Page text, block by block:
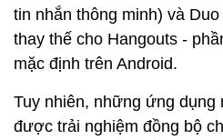
tin nhắn thông minh) và
thay thế cho Hangouts -
mặc định trên Android.
Tuy nhiên, những ứng dụng
được trải nghiệm đồng bộ